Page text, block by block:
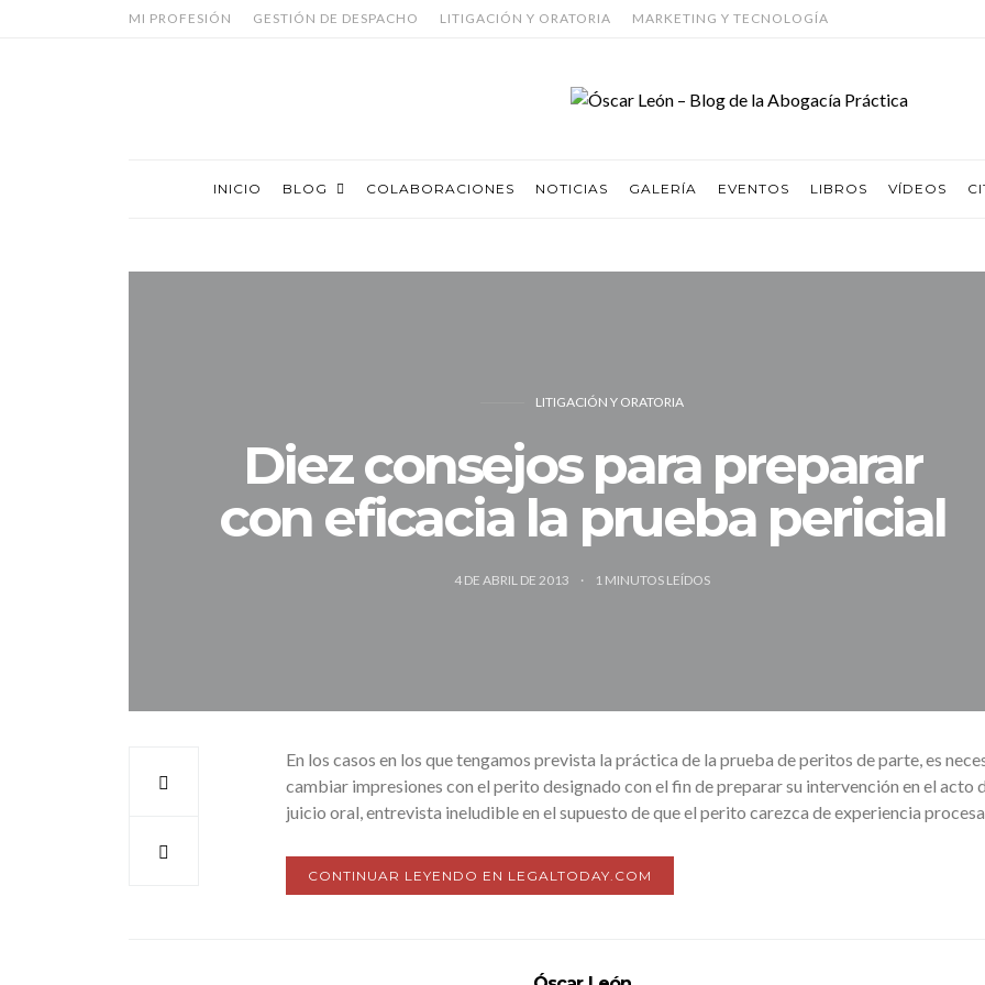
MI PROFESIÓN GESTIÓN DE DESPACHO LITIGACIÓN Y ORATORIA MARKETING Y TECNOLOGÍA
INICIO BLOG COLABORACIONES NOTICIAS GALERÍA EVENTOS LIBROS VÍDEOS
LITIGACIÓN Y ORATORIA
Diez consejos para preparar
con eficacia la prueba pericial
4 DE ABRIL DE 2013 1 MINUTOS LEÍDOS
En los casos en los que tengamos prevista la práctica de la prueba de peritos de parte, es
cambiar impresiones con el perito designado con el fin de preparar su intervención en el acto
juicio oral, entrevista ineludible en el supuesto de que el perito carezca de experiencia
CONTINUAR LEYENDO EN LEGALTODAY.COM